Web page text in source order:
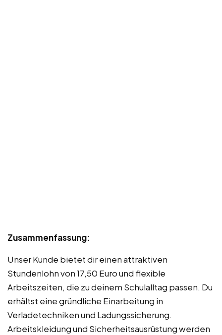
Zusammenfassung:
Unser Kunde bietet dir einen attraktiven
Stundenlohn von 17,50 Euro und flexible
Arbeitszeiten, die zu deinem Schulalltag passen. Du
erhältst eine gründliche Einarbeitung in
Verladetechniken und Ladungssicherung.
Arbeitskleidung und Sicherheitsausrüstung werden